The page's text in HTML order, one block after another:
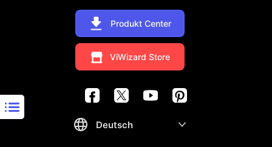
Produkt Center
ViWizard Store